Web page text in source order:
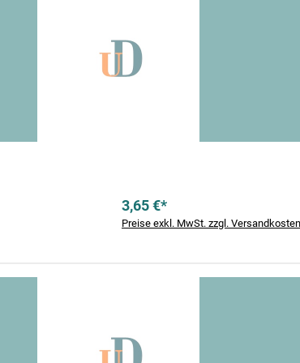
3,65 €*
Preise exkl. MwSt. zzgl. Versandkosten